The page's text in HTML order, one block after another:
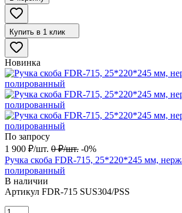
Купить в 1 клик
Новинка
По запросу
1 900 ₽/шт. 0 ₽/шт. -0%
Ручка скоба FDR-715, 25*220*245 мм,
полированный
В наличии
Артикул FDR-715 SUS304/PSS